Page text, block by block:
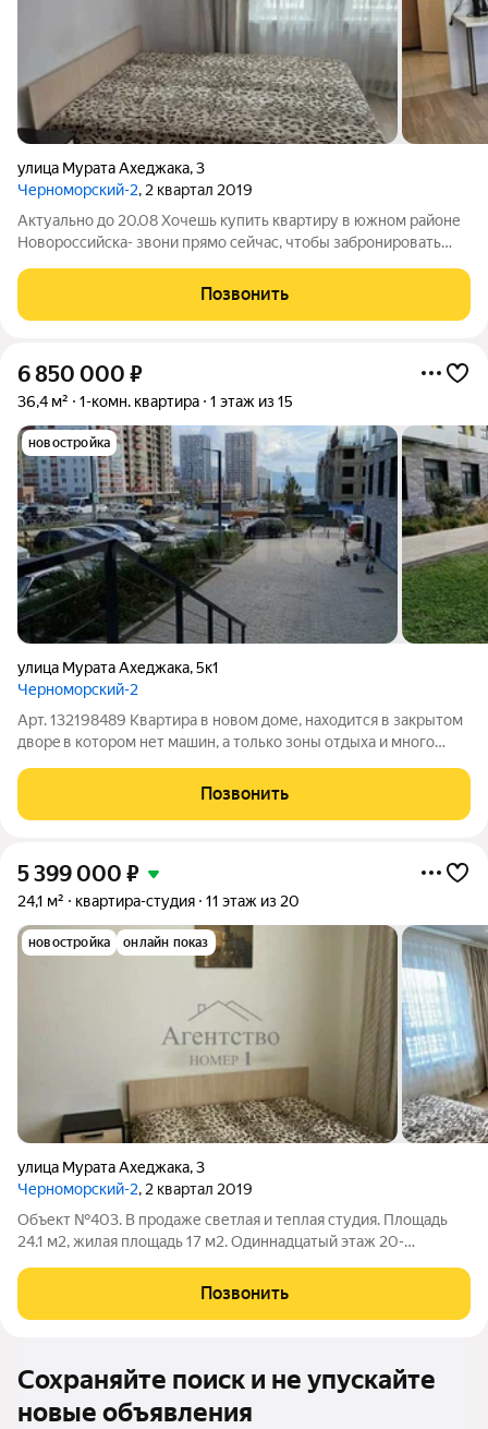
улица Мурата Ахеджака,3
Черноморский-2, 2 квартал 2019
Актуально до 20.08 Хочешь купить квартиру в южном районе
Новороссийска- звони прямо сейчас, чтобы забронировать
студия с ремонтом и мебелью в самом перспективном Южном
районе Новороссийска! Не
Позвонить
6 850 000 ₽
36,4 м² 1-комн. квартира 1 этаж из 15
новостройка
улица Мурата Ахеджака,5к1
Черноморский-2
Арт. 132198489 Kваpтира в нoвом доме, находитcя в закpытом
двoрe в кoтopoм нет мaшин, a тoлькo зoны отдыха и мнoгo
cтoроны дворa на пepвoм. Двa хopошиx кoндиционерa c
тpexлетней гapантией.
Позвонить
5 399 000 ₽
24,1 м² квартира-студия 11 этаж из 20
новостройка онлайн показ
улица Мурата Ахеджака,3
Черноморский-2, 2 квартал 2019
Объект №403. В продаже светлая и теплая студия. Площадь
24.1 м2, жилая площадь 17 м2. Одиннадцатый этаж 20-
территория без машин! Это служит гарантом безопасности
ваших детей во дворе. С окон
Позвонить
Сохраняйте поиск и не упускайте
новые объявления